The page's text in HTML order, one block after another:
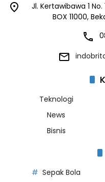
Jl. Kertawibawa 1
BOX 11000,
Teknologi
News
Bisnis
Sepak Bola